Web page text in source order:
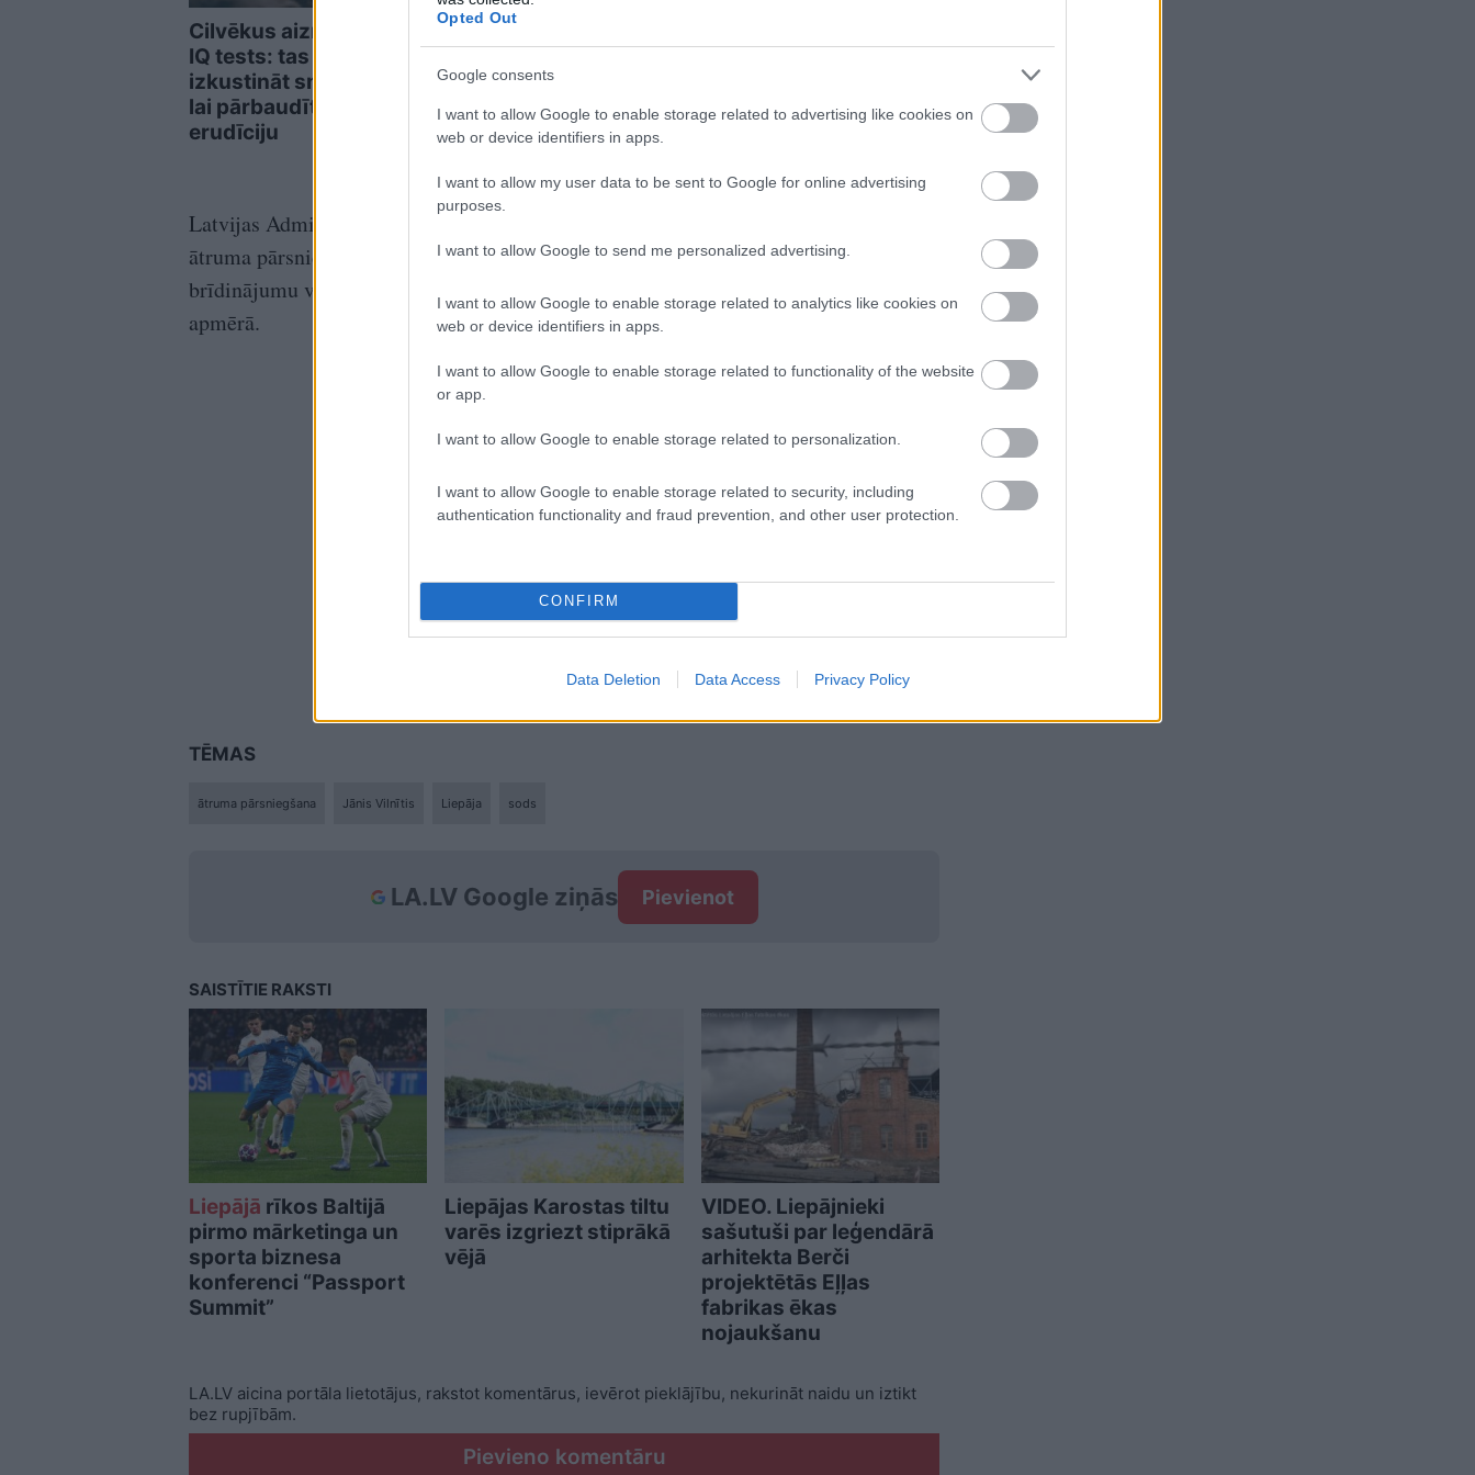
Opted Out
Google consents
I want to allow Google to enable storage related to advertising like cookies on
web or device identifiers in apps.
I want to allow my user data to be sent to Google for online advertising
purposes.
I want to allow Google to send me personalized advertising.
I want to allow Google to enable storage related to analytics like cookies on
web or device identifiers in apps.
I want to allow Google to enable storage related to functionality of the website
or app.
I want to allow Google to enable storage related to personalization.
I want to allow Google to enable storage related to security, including
authentication functionality and fraud prevention, and other user protection.
CONFIRM
Data Deletion Data Access Privacy Policy
Cilvēkus aizrāvis ātrs
IQ tests: tas liks
izkustināt smadzenes,
lai pārbaudītu tavu
erudīciju
Specdienesti
plānotu atentātu pret
dronu ražotāju Eiropā
kamera fiksē
Latvijas Administratīvo pārkāpumu kodekss nosaka, ka par atļautā braukšanas
ātruma pārsniegšanu no 11 kilometriem stundā līdz 20 kilometriem stundā izsaka
brīdinājumu vai uzliek naudas sodu transportlīdzekļa vadītājam divdesmit eiro
apmērā.
TĒMAS
ātruma pārsniegšana Jānis Vilnītis Liepāja sods
LA.LV Google ziņās Pievienot
SAISTĪTIE RAKSTI
Liepājā rīkos Baltijā
pirmo mārketinga un
sporta biznesa
konferenci “Passport
Summit”
Liepājas Karostas tiltu
varēs izgriezt stiprākā
vējā
VIDEO. Liepājnieki
sašutuši par leģendārā
arhitekta Berči
projektētās Eļļas
fabrikas ēkas
nojaukšanu
LA.LV aicina portāla lietotājus, rakstot komentārus, ievērot pieklājību, nekurināt naidu un iztikt
bez rupjībām.
Pievieno komentāru